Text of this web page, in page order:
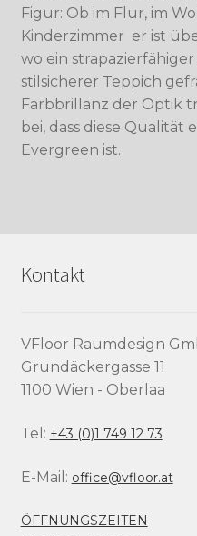
Figur: Ob im Flur, im
Kinderzimmer  er ist
wo ein
stilsicherer Teppich
Farbbrillanz der Optik
bei, dass diese Qualität
Evergreen ist.
Kontakt
VFloor Raumdesign
Grundäckergasse 11
1100 Wien - Oberlaa
Tel: +43 (0)1 749 12 73
E-Mail: office@vfloor.at
ÖFFNUNGSZEITEN